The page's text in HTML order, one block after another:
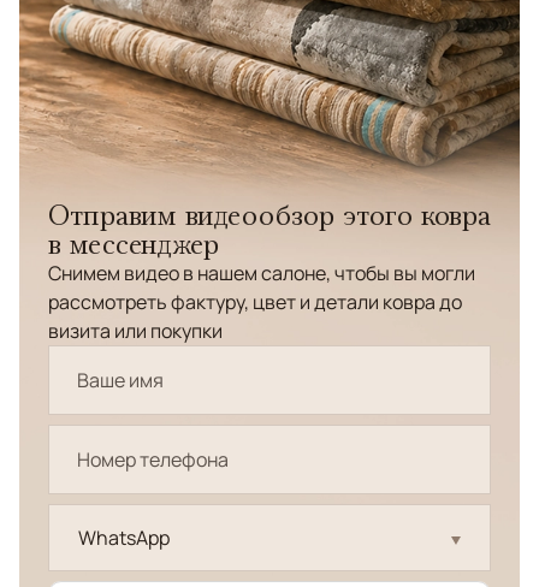
Отправим видеообзор этого ковра
в мессенджер
Снимем видео в нашем салоне, чтобы вы могли
рассмотреть фактуру, цвет и детали ковра до
визита или покупки
WhatsApp